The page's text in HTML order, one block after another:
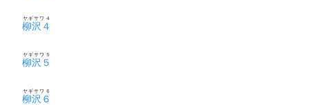
柳沢４
ヤギサワ４
柳沢５
ヤギサワ５
柳沢６
ヤギサワ６